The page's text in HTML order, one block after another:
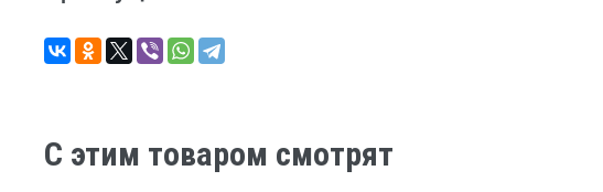
C этим товаром смотрят